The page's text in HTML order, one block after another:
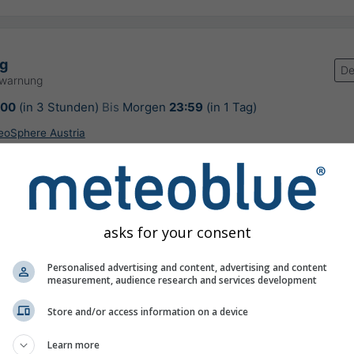
(in 3 Stunden) Bis Morgen 23:59 (in 1 Tag)
Austria
vor 9 Stunden
heißes Wetter für diese
asks for your consent
Personalised advertising and content, advertising and content
measurement, audience research and services development
Store and/or access information on a device
Learn more